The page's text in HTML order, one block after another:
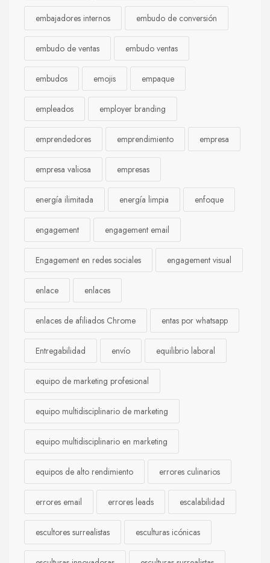
embajadores internos embudo de conversión
embudo de ventas embudo ventas
embudos emojis empaque
empleados employer branding
emprendedores emprendimiento empresa
empresa valiosa empresas
energía ilimitada energía limpia enfoque
engagement engagement email
Engagement en redes sociales engagement visual
enlace enlaces
enlaces de afiliados Chrome entas por whatsapp
Entregabilidad envío equilibrio laboral
equipo de marketing profesional
equipo multidisciplinario de marketing
equipo multidisciplinario en marketing
equipos de alto rendimiento errores culinarios
errores email errores leads escalabilidad
escultores surrealistas esculturas icónicas